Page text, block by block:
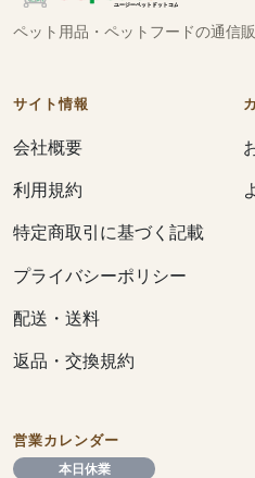
ペット用品・ペットフードの通信
サイト情報
会社概要
利用規約
特定商取引に基づく記載
プライバシーポリシー
配送・送料
返品・交換規約
営業カレンダー
本日休業